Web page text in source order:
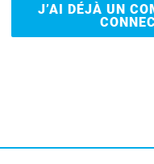
J’AI DÉJÀ UN